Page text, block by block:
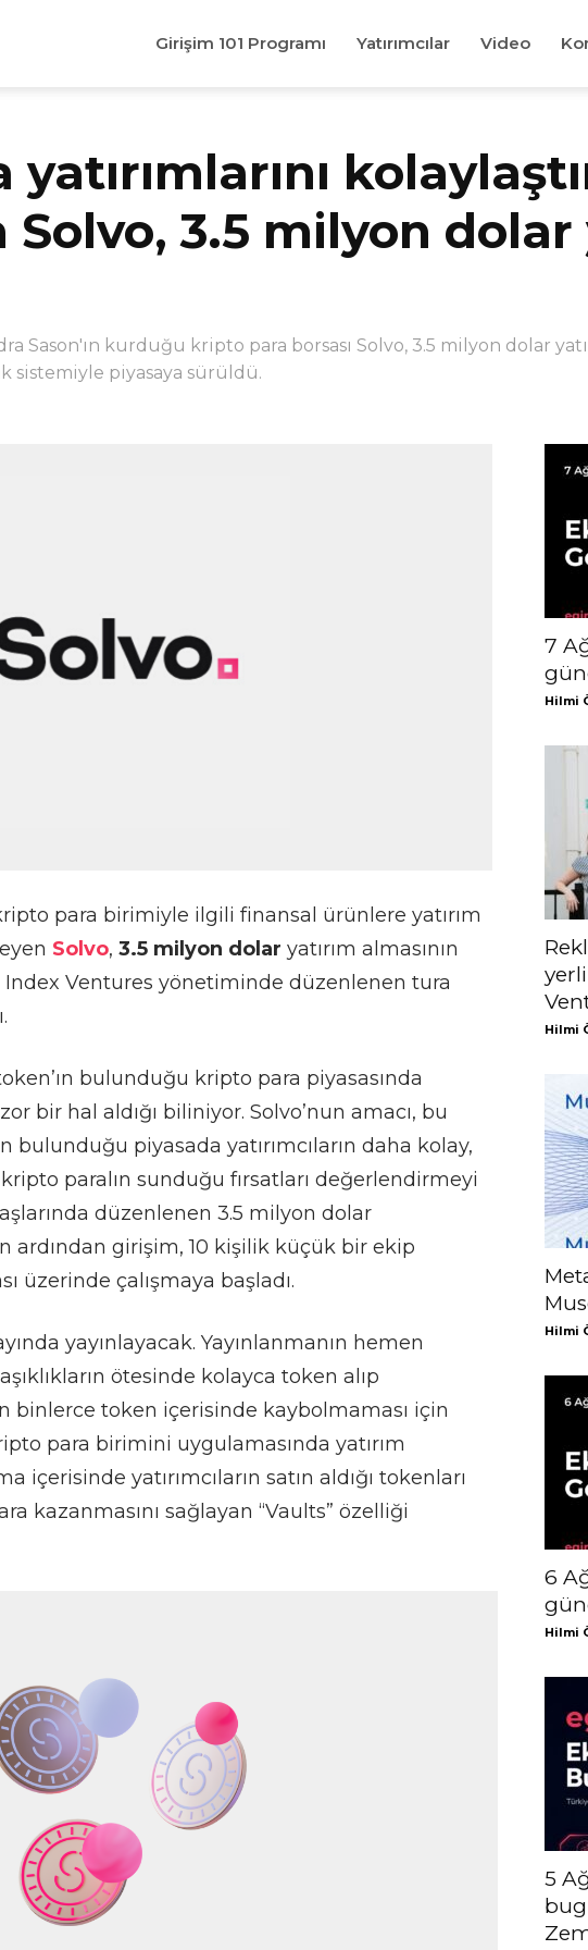
Girişim 101 Programı Yatırımcılar Video
3.5 milyon dolar
Sason'ın kurduğu kripto para borsası Solvo, 3.5 milyon dolar
sistemiyle piyasaya sürüldü.
para birimiyle ilgili finansal ürünlere yatırım
Solvo, 3.5 milyon dolar yatırım almasının
Index Ventures yönetiminde düzenlenen tura
bulunduğu kripto para piyasasında
bir hal aldığı biliniyor. Solvo’nun amacı, bu
bulunduğu piyasada yatırımcıların daha kolay,
paralın sunduğu fırsatları değerlendirmeyi
düzenlenen 3.5 milyon dolar
girişim, 10 kişilik küçük bir ekip
üzerinde çalışmaya başladı.
yayınlayacak. Yayınlanmanın hemen
ötesinde kolayca token alıp
binlerce token içerisinde kaybolmaması için
para birimini uygulamasında yatırım
içerisinde yatırımcıların satın aldığı tokenları
kazanmasını sağlayan “Vaults” özelliği
7
Hilmi
Hilmi
Hilmi
6
Hilmi
5